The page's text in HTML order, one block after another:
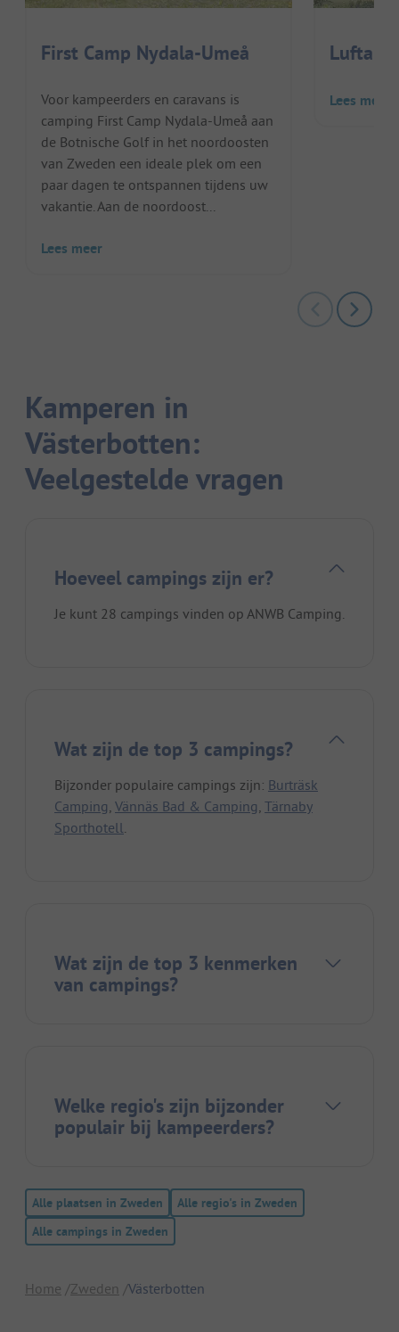
First Camp Nydala-Umeå
Voor kampeerders en caravans is
camping First Camp Nydala-Umeå aan
de Botnische Golf in het noordoosten
van Zweden een ideale plek om een
paar dagen te ontspannen tijdens uw
vakantie. Aan de noordoost...
Lees meer
Lufta
Lees meer
Kamperen in
Västerbotten:
Veelgestelde vragen
Hoeveel campings zijn er?
Je kunt 28 campings vinden op ANWB Camping.
Wat zijn de top 3 campings?
Bijzonder populaire campings zijn: Burträsk
Camping, Vännäs Bad & Camping, Tärnaby
Sporthotell.
Wat zijn de top 3 kenmerken
van campings?
Welke regio's zijn bijzonder
populair bij kampeerders?
Alle plaatsen in Zweden
Alle regio's in Zweden
Alle campings in Zweden
Home Zweden Västerbotten